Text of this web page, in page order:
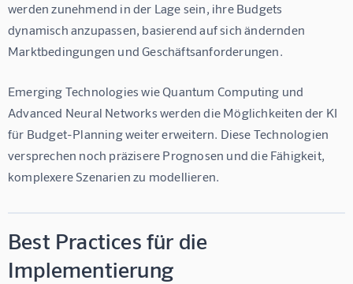
werden zunehmend in der Lage sein, ihre Budgets
dynamisch anzupassen, basierend auf sich ändernden
Marktbedingungen und Geschäftsanforderungen.
Emerging Technologies wie Quantum Computing und
Advanced Neural Networks werden die Möglichkeiten der KI
für Budget-Planning weiter erweitern. Diese Technologien
versprechen noch präzisere Prognosen und die Fähigkeit,
komplexere Szenarien zu modellieren.
Best Practices für die
Implementierung